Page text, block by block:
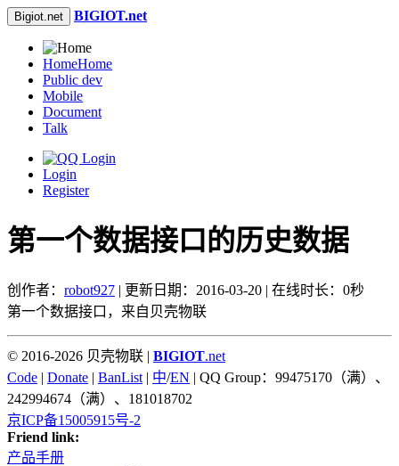
Bigiot.net BIGIOT.net
HomeHome
Public dev
Mobile
Document
Talk
Login
Register
第一个数据接口的历史数据
创作者： robot927 | 更新日期：2016-03-20 | 在线时长：0秒
第一个数据接口，来自贝壳物联
© 2016-2026 贝壳物联 | BIGIOT.net
Code | Donate | BanList | 中/EN | QQ Group：99475170（满）、
242994674（满）、181018702
京ICP备15005915号-2
Friend link:
产品手册